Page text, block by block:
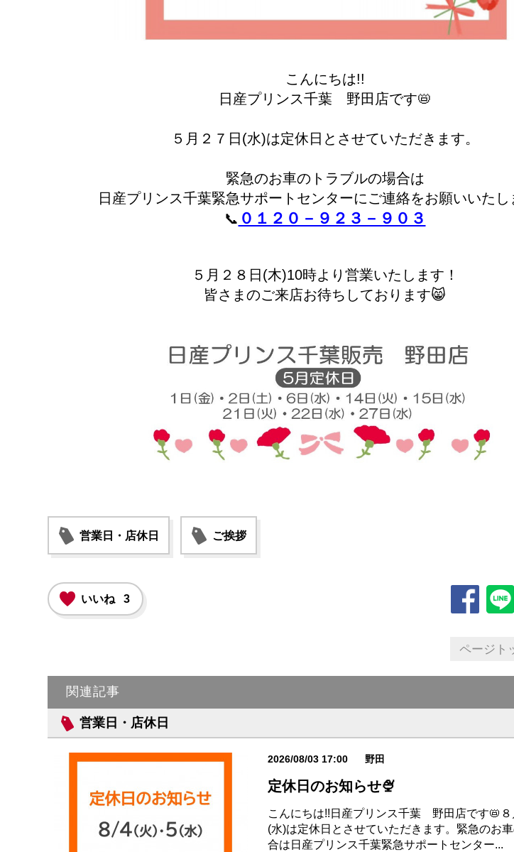
こんにちは!!
日産プリンス千葉 野田店です📛
５月２７日(水)は定休日とさせていただきます。
緊急のお車のトラブルの場合は
日産プリンス千葉緊急サポートセンターにご連絡をお願いいたし
📞 ０１２０－９２３－９０３
５月２８日(木)10時より営業いたします！
皆さまのご来店お待ちしております😸
営業日・店休日 ご挨拶
いいね 3
ページト
関連記事
営業日・店休日
2026/08/03 17:00 野田
定休日のお知らせ🍨
こんにちは!!日産プリンス千葉 野田店です📛８
(水)は定休日とさせていただきます。緊急のお
合は日産プリンス千葉緊急サポートセンター...